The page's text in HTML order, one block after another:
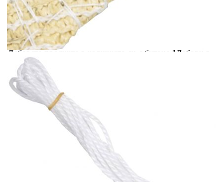
Acest tabel are caracter informativ. Adăugați produsul în
coșul de cumpărături unde veți putea selecta detaliile
cererii de creditare.
Предоставената таблица е с информационна цел.
Добавете продукта в количката си с бутона "Добави в
количката" и при поръчка ще можете да изберете броя
вноски на кредита.
Предоставената таблица е с информационна цел.
Добавете продукта в количката си с бутона "Добави в
количката" и при поръчка ще можете да изберете броя
вноски на кредита.
Предоставената таблица е с информационна цел.
Добавете продукта в количката си с бутона "Добави в
количката" и при поръчка ще можете да изберете броя